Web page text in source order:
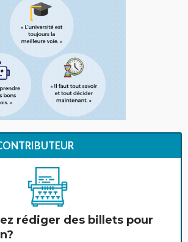
rédiger des billets pour